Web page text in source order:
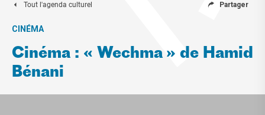
Tout l'agenda culturel Partager
CINÉMA
Cinéma : « Wechma » de Hamid
Bénani